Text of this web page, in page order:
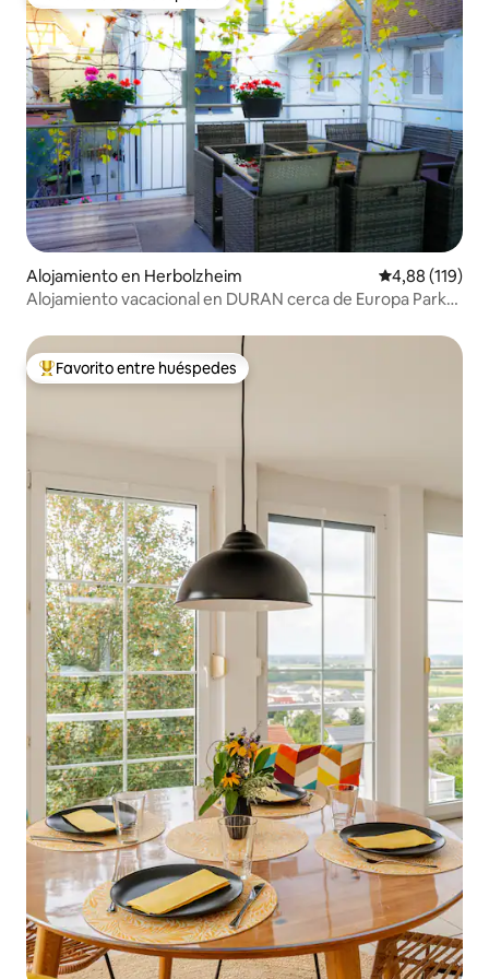
Alojamiento en Herbolzheim Calificación
4,88 (119)
Alojamiento vacacional en DURAN cerca de Europa Park
Favorito entre los huéspedes más destacados
Favorito entre huéspedes